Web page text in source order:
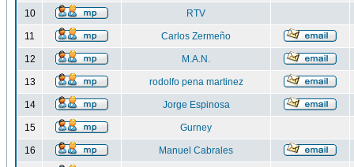
10 RTV
11 Carlos Zermeño
12 M.A.N.
13 rodolfo pena martinez
14 Jorge Espinosa
15 Gurney
16 Manuel Cabrales